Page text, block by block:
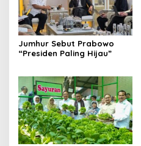
Jumhur Sebut Prabowo
“Presiden Paling Hijau”